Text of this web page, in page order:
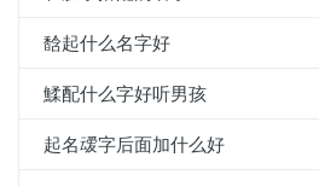
馠起什么名字好
鰇配什么字好听男孩
起名叆字后面加什么好